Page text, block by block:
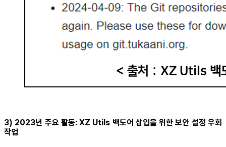
3) 2023년 주요 활동: XZ Utils 백도어 삽입을 위한 보안 설정 우회
작업